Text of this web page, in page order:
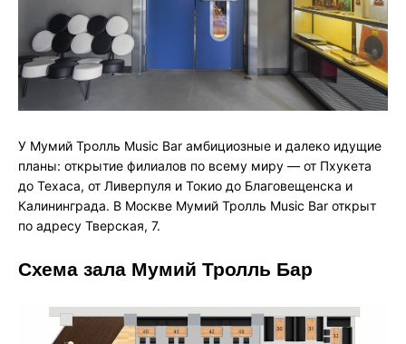
У Мумий Тролль Music Bar амбициозные и далеко идущие
планы: открытие филиалов по всему миру — от Пхукета
до Техаса, от Ливерпуля и Токио до Благовещенска и
Калининграда. В Москве Мумий Тролль Music Bar открыт
по адресу Тверская, 7.
Схема зала Мумий Тролль Бар